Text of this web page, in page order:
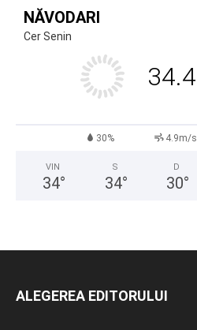
NĂVODARI
Cer Senin
34.4
30% 4.9m/s
VIN
34°
S
34°
D
30°
ALEGEREA EDITORULUI